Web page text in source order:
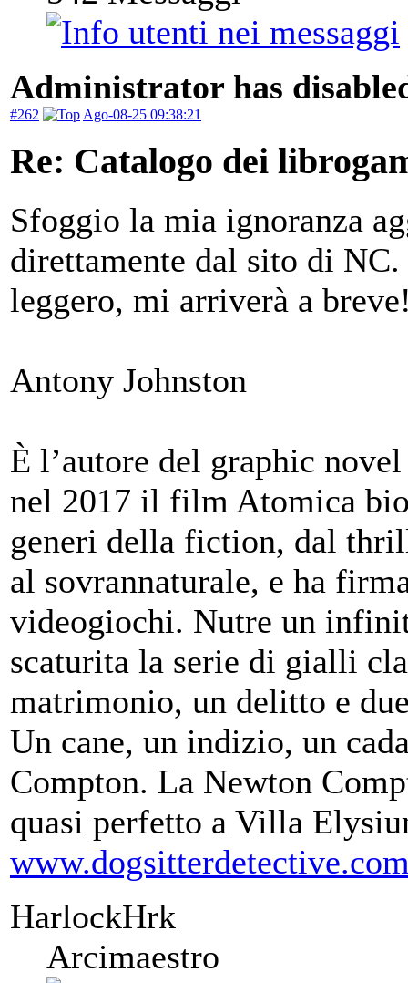
Administrator has
#262 Ago-08-25 09:38:21
Re: Catalogo dei
Sfoggio la mia ignoranza
direttamente dal sito di
leggero, mi arriverà a
Antony Johnston
È l’autore del graphic
nel 2017 il film Atomica
generi della fiction, dal
al sovrannaturale, e ha
videogiochi. Nutre un
scaturita la serie di gialli
matrimonio, un delitto e
Un cane, un indizio, un
Compton. La Newton
quasi perfetto a Villa
HarlockHrk
Arcimaestro